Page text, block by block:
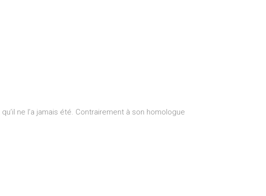
ne l’a jamais été. Contrairement à son homologue